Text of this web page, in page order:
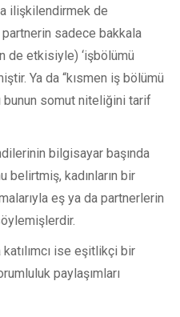
ilişkilendirmek de
sadece bakkala
de etkisiyle) ‘işbölümü
Ya da “kısmen iş bölümü
bunun somut niteliğini tarif
bilgisayar başında
belirtmiş, kadınların bir
eş ya da partnerlerin
katılımcı ise eşitlikçi bir
paylaşımları